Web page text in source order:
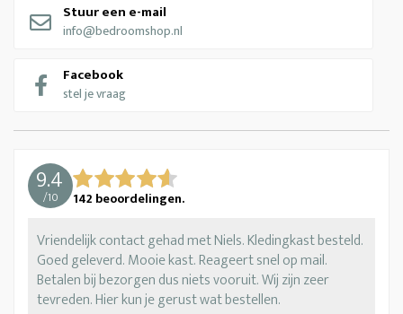
Stuur een e-mail
info@bedroomshop.nl
Facebook
stel je vraag
9.4
/10 142 beoordelingen.
Vriendelijk contact gehad met Niels. Kledingkast besteld.
Goed geleverd. Mooie kast. Reageert snel op mail.
Betalen bij bezorgen dus niets vooruit. Wij zijn zeer
tevreden. Hier kun je gerust wat bestellen.